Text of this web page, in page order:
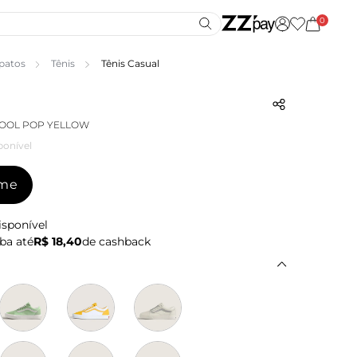
0
Tênis Tênis Casual
POP YELLOW
atéR$ 18,40de cashback